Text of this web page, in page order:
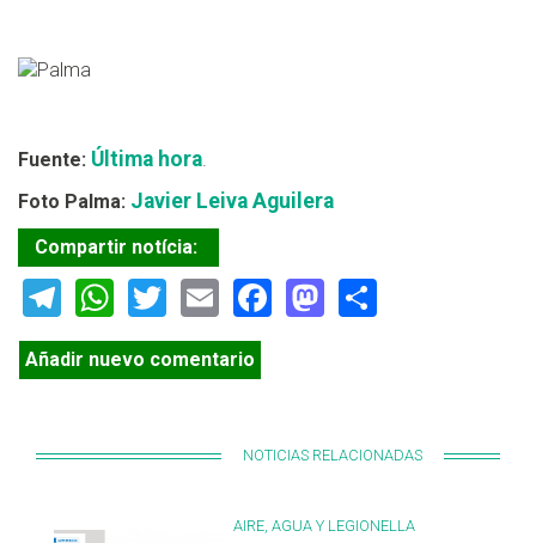
Fuente: Última hora.
Foto Palma: Javier Leiva Aguilera
Compartir notícia:
Telegram
WhatsApp
TwitterEmailFacebook
Mastodon
Añadir nuevo comentario
NOTICIAS RELACIONADAS
AIRE, AGUA Y LEGIONELLA